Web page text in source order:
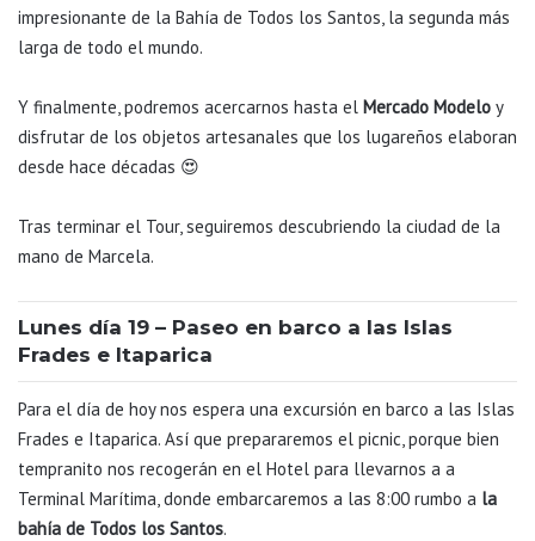
impresionante de la Bahía de Todos los Santos, la segunda más
larga de todo el mundo.
Y finalmente, podremos acercarnos hasta el Mercado Modelo y
disfrutar de los objetos artesanales que los lugareños elaboran
desde hace décadas 😍
Tras terminar el Tour, seguiremos descubriendo la ciudad de la
mano de Marcela.
Lunes día 19 – Paseo en barco a las Islas
Frades e Itaparica
Para el día de hoy nos espera una excursión en barco a las Islas
Frades e Itaparica. Así que prepararemos el picnic, porque bien
tempranito nos recogerán en el Hotel para llevarnos a a
Terminal Marítima, donde embarcaremos a las 8:00 rumbo a la
bahía de Todos los Santos.